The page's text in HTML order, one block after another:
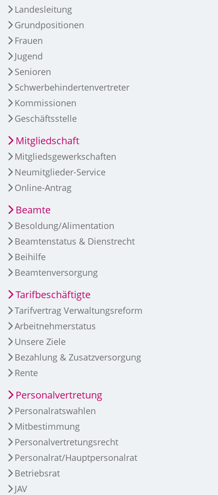
Landesleitung
Grundpositionen
Frauen
Jugend
Senioren
Schwerbehindertenvertreter
Kommissionen
Geschäftsstelle
Mitgliedschaft
Mitgliedsgewerkschaften
Neumitglieder-Service
Online-Antrag
Beamte
Besoldung/Alimentation
Beamtenstatus & Dienstrecht
Beihilfe
Beamtenversorgung
Tarifbeschäftigte
Tarifvertrag Verwaltungsreform
Arbeitnehmerstatus
Unsere Ziele
Bezahlung & Zusatzversorgung
Rente
Personalvertretung
Personalratswahlen
Mitbestimmung
Personalvertretungsrecht
Personalrat/Hauptpersonalrat
Betriebsrat
JAV